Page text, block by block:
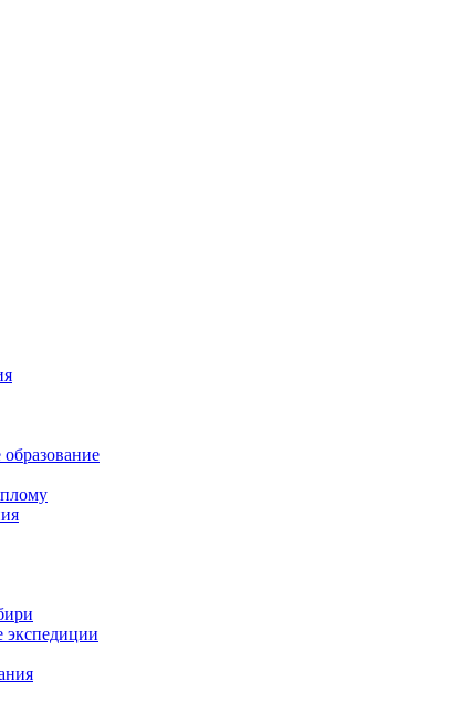
имени М. И. Глинки
имени М. И. Глинки — высшее
и указом министерства культуры РСФСР,
единственным за пределами
экспедиции